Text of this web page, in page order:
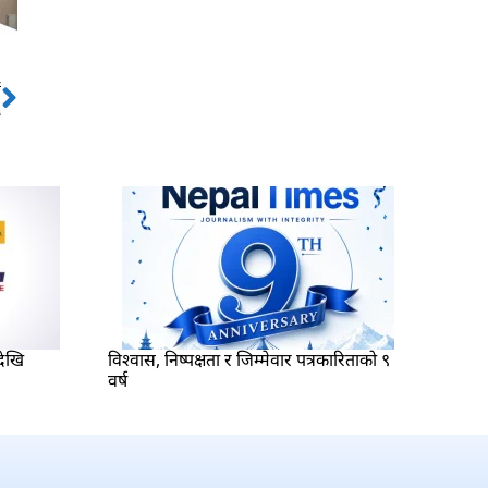
Next
विश्वास, निष्पक्षता र जिम्मेवार पत्रकारिताको ९
वर्ष